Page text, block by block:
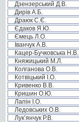
Дзензерський Д.В.
Дирів А.Б.
Драюк С.Є.
Єдаков Я.Ю.
Ємець Л.О.
Іванчук А.В.
Кацер-Бучковська Н.В.
Княжицький М.Л.
Колганова О.В.
Котвіцький І.О.
Кривенко В.В.
Кришин О.Ю.
Лапін І.О.
Ледовських О.В.
Лук’янчук Р.В.